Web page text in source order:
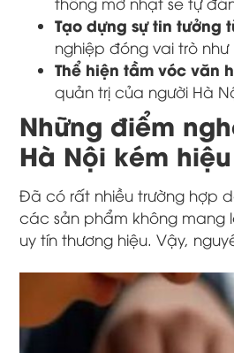
Tạo dựng sự tin tưởng
nghiệp đóng vai trò
Thể hiện tầm vóc văn
quản trị của người Hà
Những điểm
Hà Nội kém
Đã có rất nhiều trường hợp
các sản phẩm không mang
uy tín thương hiệu. Vậy,